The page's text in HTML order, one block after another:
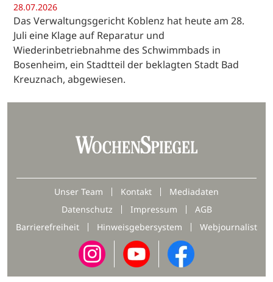
28.07.2026
Das Verwaltungsgericht Koblenz hat heute am 28.
Juli eine Klage auf Reparatur und
Wiederinbetriebnahme des Schwimmbads in
Bosenheim, ein Stadtteil der beklagten Stadt Bad
Kreuznach, abgewiesen.
Unser Team Kontakt
Mediadaten
Datenschutz
Impressum
AGB
Barrierefreiheit
Hinweisgebersystem Webjournalist